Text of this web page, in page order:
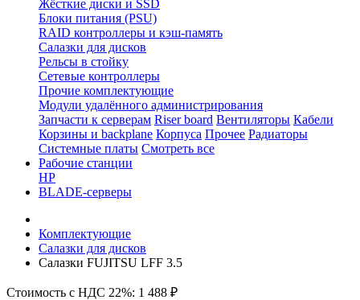
Жёсткие диски и SSD
Блоки питания (PSU)
RAID контроллеры и кэш-память
Салазки для дисков
Рельсы в стойку
Сетевые контроллеры
Прочие комплектующие
Модули удалённого администрирования
Запчасти к серверам Riser board Вентиляторы Кабели
Корзины и backplane Корпуса Прочее Радиаторы
Системные платы Смотреть все
Рабочие станции
HP
BLADE-серверы
Комплектующие
Салазки для дисков
Салазки FUJITSU LFF 3.5
Стоимость с НДС 22%: 1 488 ₽